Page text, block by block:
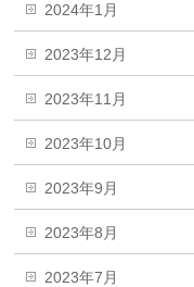
2024年1月
2023年12月
2023年11月
2023年10月
2023年9月
2023年8月
2023年7月